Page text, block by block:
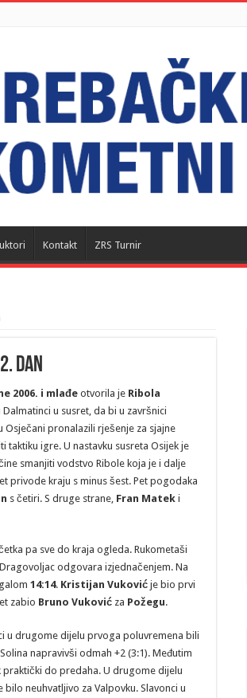
Kontakt ZRS Turnir
dan
2006. i mlađe otvorila je Ribola
u susret, da bi u završnici
pronalazili rješenje za sjajne
igre. U nastavku susreta Osijek je
smanjiti vodstvo Ribole koja je i dalje
privode kraju s minus šest. Pet pogodaka
s četiri. S druge strane, Fran Matek i
pa sve do kraja ogleda. Rukometaši
odgovara izjednačenjem. Na
14:14. Kristijan Vuković je bio prvi
zabio Bruno Vuković za Požegu.
u drugome dijelu prvoga poluvremena bili
napravivši odmah +2 (3:1). Međutim
do predaha. U drugome dijelu
neuhvatljivo za Valpovku. Slavonci u